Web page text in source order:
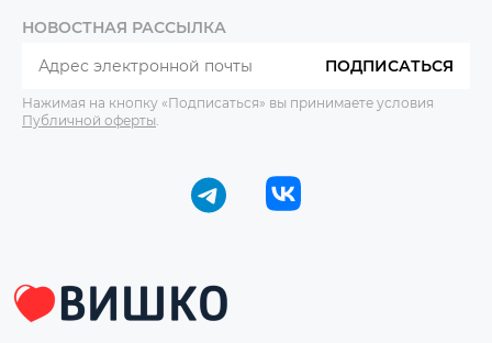
НОВОСТНАЯ РАССЫЛКА
ПОДПИСАТЬСЯ
Нажимая на кнопку «Подписаться» вы принимаете условия
Публичной оферты